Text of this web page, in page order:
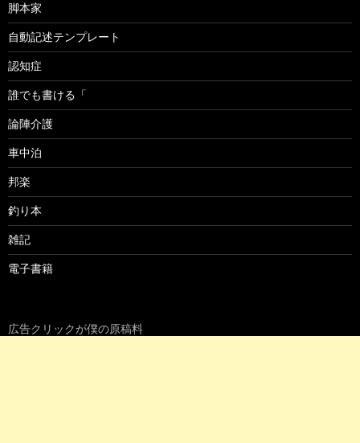
脚本家
自動記述テンプレート
認知症
誰でも書ける「
論陣介護
車中泊
邦楽
釣り本
雑記
電子書籍
広告クリックが僕の原稿料